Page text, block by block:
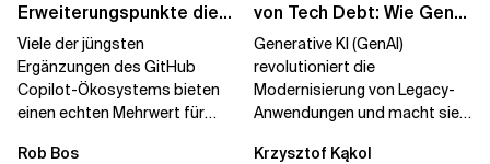
Erweiterungspunkte die
Governance brechen
Viele der jüngsten
Ergänzungen des GitHub
Copilot-Ökosystems bieten
einen echten Mehrwert für
aber auch die...
Rob Bos
von Tech Debt: Wie GenAI
die
Generative KI (GenAI)
revolutioniert die
Modernisierung von Legacy-
Anwendungen und macht sie
Durch die Automatisierung...
Krzysztof Kąkol